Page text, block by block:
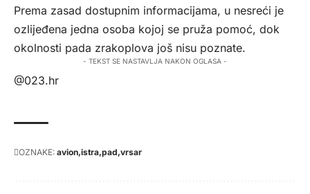
Prema zasad dostupnim informacijama, u nesreći je
ozlijeđena jedna osoba kojoj se pruža pomoć, dok
okolnosti pada zrakoplova još nisu poznate.
- TEKST SE NASTAVLJA NAKON OGLASA -
@023.hr
OZNAKE: avion istra pad vrsar